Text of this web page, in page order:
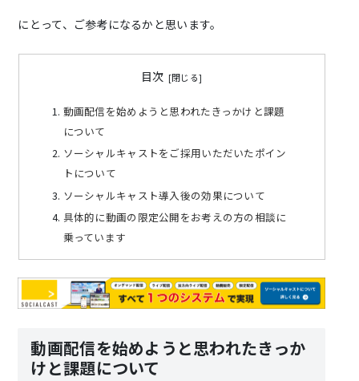
にとって、ご参考になるかと思います。
目次
動画配信を始めようと思われたきっかけと課題
について
ソーシャルキャストをご採用いただいたポイン
トについて
ソーシャルキャスト導入後の効果について
具体的に動画の限定公開をお考えの方の相談に
乗っています
動画配信を始めようと思われたきっか
けと課題について